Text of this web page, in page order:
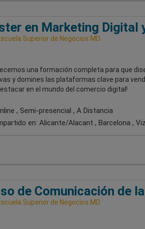
en Marketing Digital
Superior de Negocios MD
una formación completa para que
y domines las plataformas clave para
en el mundo del comercio digital!
, Semi-presencial , A Distancia
en: Alicante/Alacant , Barcelona ,
de Comunicación de
Superior de Negocios MD